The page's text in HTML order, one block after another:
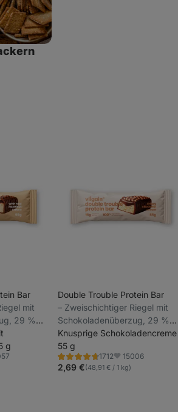
Bar
mit
29 %
ohne
und
g
Double Trouble Protein Bar
⁠–⁠ Zweischichtiger Riegel mit
Schokoladenüberzug, 29 %
hochwertiges Eiweiß, ohne
Konservierungsstoffe und
Farbstoffe
Knusprige Schokoladencreme
55 g
1712
Bewertung
4.6/5,
1712
Favoriten
15006
2,69 €(48,91 € / 1 kg)